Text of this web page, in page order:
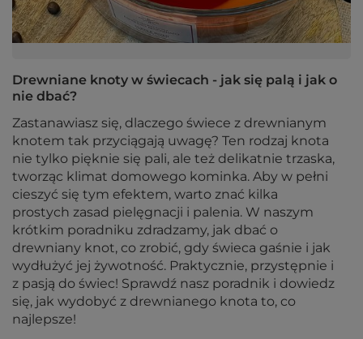
Drewniane knoty w świecach - jak się palą i jak o
nie dbać?
Zastanawiasz się, dlaczego świece z drewnianym
knotem tak przyciągają uwagę? Ten rodzaj knota
nie tylko pięknie się pali, ale też delikatnie trzaska,
tworząc klimat domowego kominka. Aby w pełni
cieszyć się tym efektem, warto znać kilka
prostych zasad pielęgnacji i palenia. W naszym
krótkim poradniku zdradzamy, jak dbać o
drewniany knot, co zrobić, gdy świeca gaśnie i jak
wydłużyć jej żywotność. Praktycznie, przystępnie i
z pasją do świec! Sprawdź nasz poradnik i dowiedz
się, jak wydobyć z drewnianego knota to, co
najlepsze!